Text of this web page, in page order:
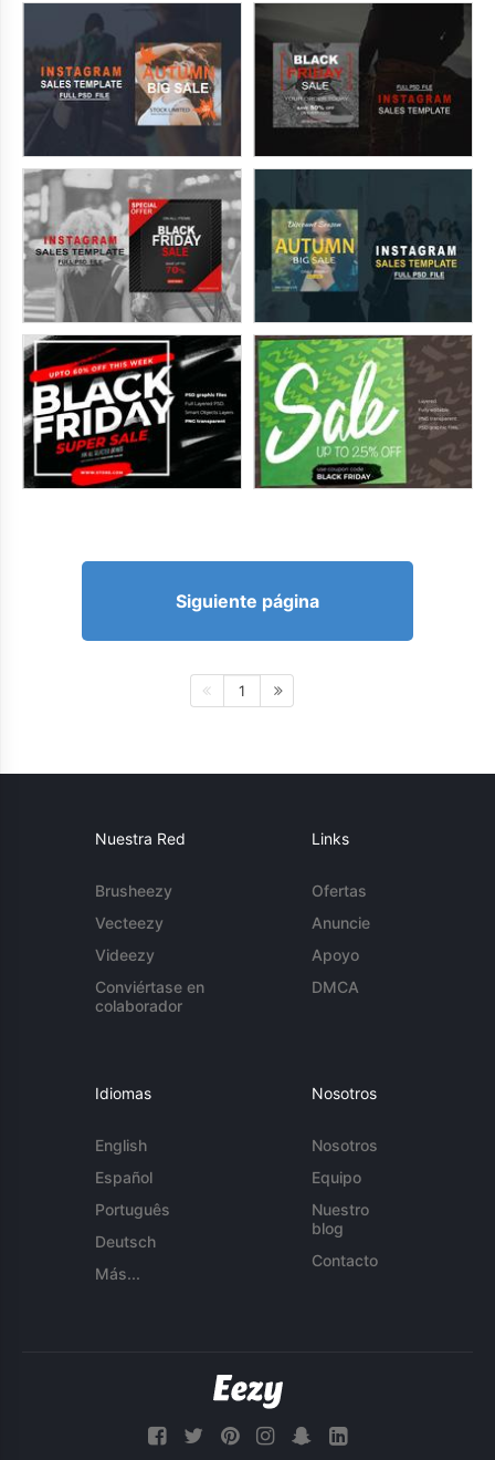
Siguiente página
1
Nuestra Red
Brusheezy
Vecteezy
Videezy
Conviértase en
colaborador
Links
Ofertas
Anuncie
Apoyo
DMCA
Idiomas
English
Español
Português
Deutsch
Más...
Nosotros
Nosotros
Equipo
Nuestro
blog
Contacto